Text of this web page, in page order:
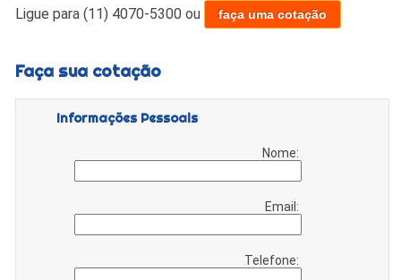
Ligue para(11) 4070-5300 ou faça uma cotação
Faça sua cotação
Informações Pessoais
Nome:
Email:
Telefone: